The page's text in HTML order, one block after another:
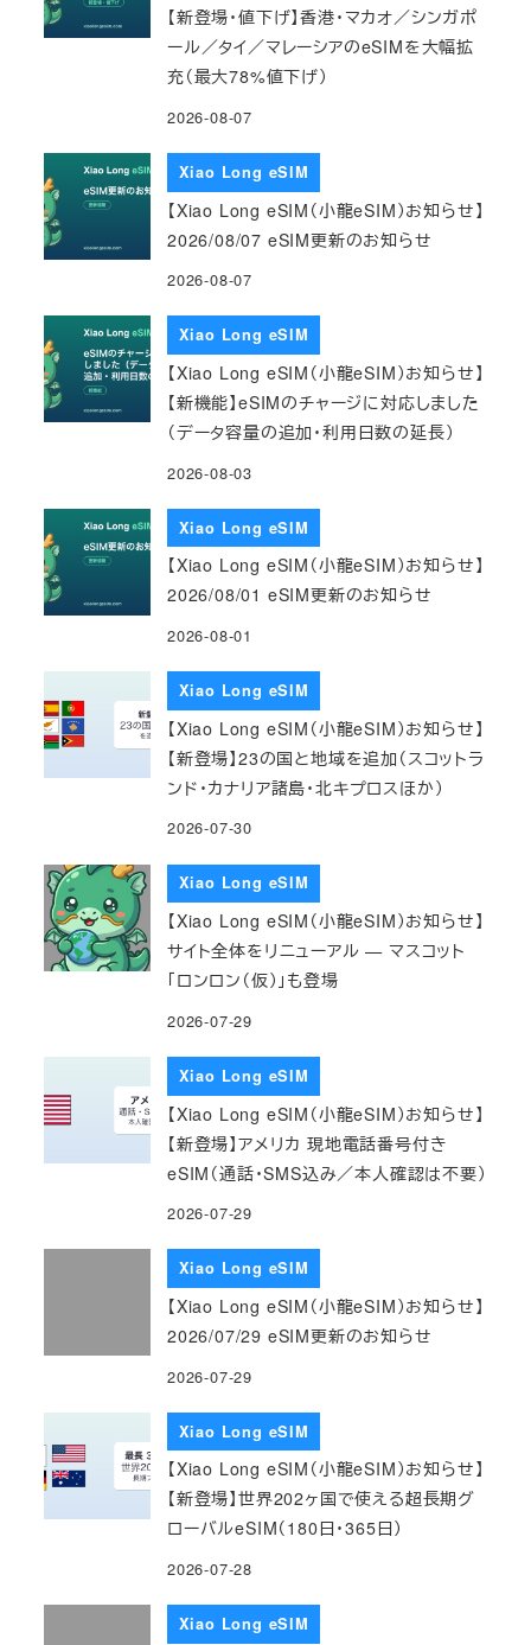
【新登場・値下げ】香港・マカオ／シンガポ
ール／タイ／マレーシアのeSIMを大幅拡
充（最大78%値下げ）
2026-08-07
Xiao Long eSIM
【Xiao Long eSIM（小龍eSIM）お知らせ】
2026/08/07 eSIM更新のお知らせ
2026-08-07
Xiao Long eSIM
【Xiao Long eSIM（小龍eSIM）お知らせ】
【新機能】eSIMのチャージに対応しました
（データ容量の追加・利用日数の延長）
2026-08-03
Xiao Long eSIM
【Xiao Long eSIM（小龍eSIM）お知らせ】
2026/08/01 eSIM更新のお知らせ
2026-08-01
Xiao Long eSIM
【Xiao Long eSIM（小龍eSIM）お知らせ】
【新登場】23の国と地域を追加（スコットラ
ンド・カナリア諸島・北キプロスほか）
2026-07-30
Xiao Long eSIM
【Xiao Long eSIM（小龍eSIM）お知らせ】
サイト全体をリニューアル — マスコット
「ロンロン（仮）」も登場
2026-07-29
Xiao Long eSIM
【Xiao Long eSIM（小龍eSIM）お知らせ】
【新登場】アメリカ 現地電話番号付き
eSIM（通話・SMS込み／本人確認は不要）
2026-07-29
Xiao Long eSIM
【Xiao Long eSIM（小龍eSIM）お知らせ】
2026/07/29 eSIM更新のお知らせ
2026-07-29
Xiao Long eSIM
【Xiao Long eSIM（小龍eSIM）お知らせ】
【新登場】世界202ヶ国で使える超長期グ
ローバルeSIM（180日・365日）
2026-07-28
Xiao Long eSIM